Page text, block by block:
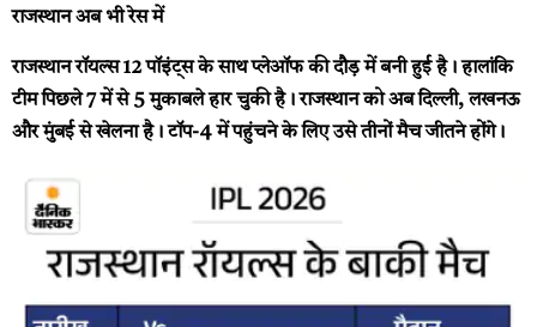
राजस्थान अब भी रेस में
राजस्थान रॉयल्स 12 पॉइंट्स के साथ प्लेऑफ की दौड़ में बनी हुई है। हालांकि
टीम पिछले 7 में से 5 मुकाबले हार चुकी है। राजस्थान को अब दिल्ली, लखनऊ
और मुंबई से खेलना है। टॉप-4 में पहुंचने के लिए उसे तीनों मैच जीतने होंगे।